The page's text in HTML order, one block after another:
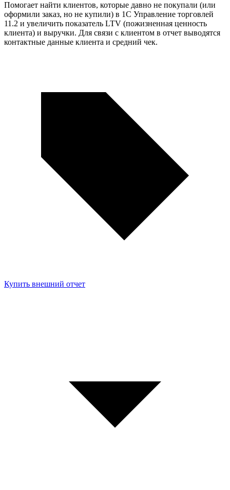
Помогает найти клиентов, которые давно не покупали (или
оформили заказ, но не купили) в 1С Управление торговлей
11.2 и увеличить показатель LTV (пожизненная ценность
клиента) и выручки. Для связи с клиентом в отчет выводятся
контактные данные клиента и средний чек.
Купить внешний отчет